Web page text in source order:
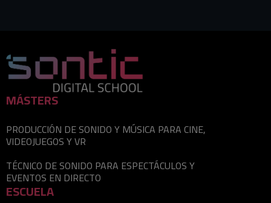
MÁSTERS
PRODUCCIÓN DE SONIDO Y MÚSICA PARA CINE,
VIDEOJUEGOS Y VR
TÉCNICO DE SONIDO PARA ESPECTÁCULOS Y
EVENTOS EN DIRECTO
ESCUELA